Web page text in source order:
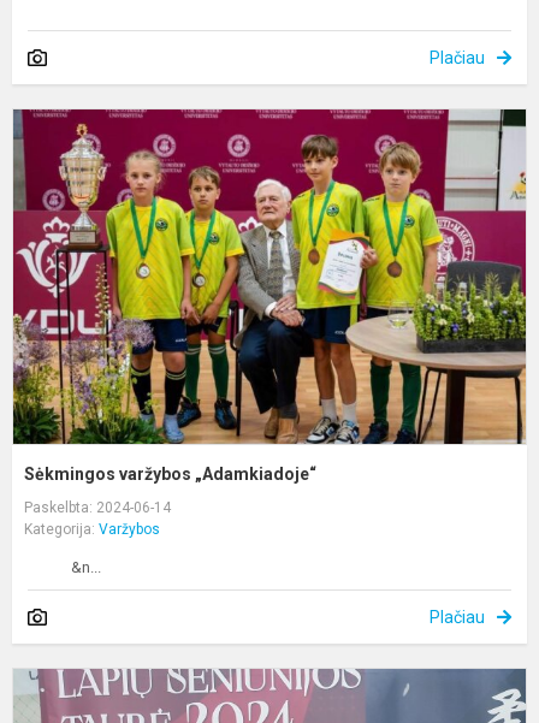
Plačiau
Sėkmingos varžybos „Adamkiadoje“
Paskelbta: 2024-06-14
Kategorija: Varžybos
&n...
Plačiau